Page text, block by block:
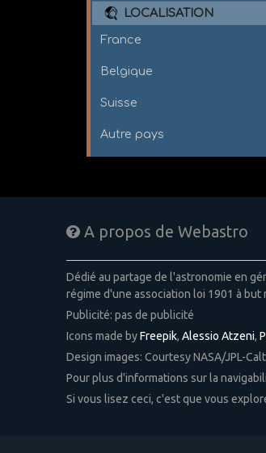
LOCALISATION
France
Belgique
Suisse
Autre pays
A propos de Webastro
Dédié au partage de l'astronomie en
régime d'une association loi 1901 à
Publicité: pas de publicité
Icons made byFreepik, Alessio Atzeni,
Design images: Courtesy NASA/JPL-
Pour plus d'informations sur la
Si vous lisez ceci, c'est que vous